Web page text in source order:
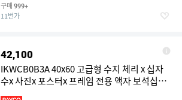
구매 999+
11번가
42,100
IKWCB0B3A 40x60 고급형 수지 체리 x 십자
수x 사진x 포스터x 프레임 전용 액자 보석십자
수 직사각형